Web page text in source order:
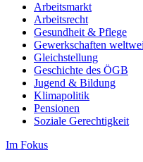
Arbeitsmarkt
Arbeitsrecht
Gesundheit & Pflege
Gewerkschaften
Gleichstellung
Geschichte des ÖGB
Jugend & Bildung
Klimapolitik
Pensionen
Soziale Gerechtigkeit
Im Fokus